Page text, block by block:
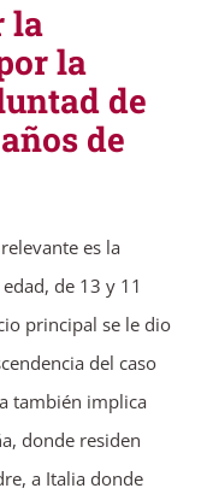
la
la
de
de
es la
de 13 y 11
principal se le dio
del caso
también implica
donde residen
a Italia donde